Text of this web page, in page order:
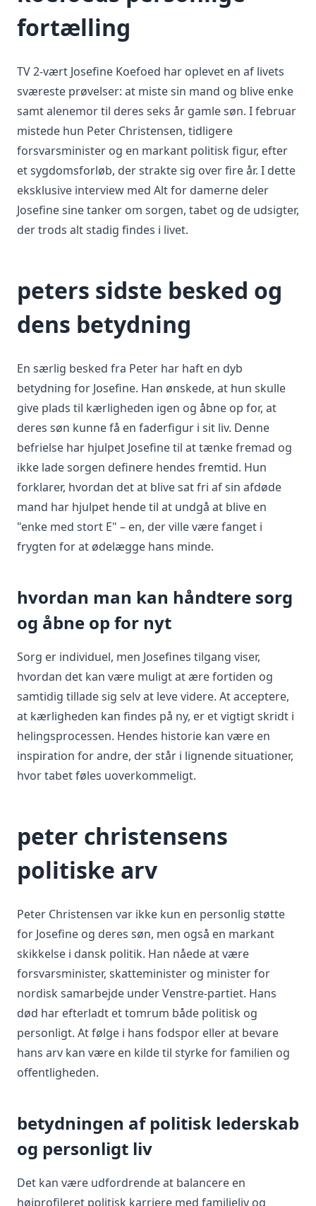
fortælling
TV 2-vært Josefine Koefoed har oplevet en af livets
sværeste prøvelser: at miste sin mand og blive enke
samt alenemor til deres seks år gamle søn. I februar
mistede hun Peter Christensen, tidligere
forsvarsminister og en markant politisk figur, efter
et sygdomsforløb, der strakte sig over fire år. I dette
eksklusive interview med Alt for damerne deler
Josefine sine tanker om sorgen, tabet og de udsigter,
der trods alt stadig findes i livet.
peters sidste besked og
dens betydning
En særlig besked fra Peter har haft en dyb
betydning for Josefine. Han ønskede, at hun skulle
give plads til kærligheden igen og åbne op for, at
deres søn kunne få en faderfigur i sit liv. Denne
befrielse har hjulpet Josefine til at tænke fremad og
ikke lade sorgen definere hendes fremtid. Hun
forklarer, hvordan det at blive sat fri af sin afdøde
mand har hjulpet hende til at undgå at blive en
"enke med stort E" – en, der ville være fanget i
frygten for at ødelægge hans minde.
hvordan man kan håndtere sorg
og åbne op for nyt
Sorg er individuel, men Josefines tilgang viser,
hvordan det kan være muligt at ære fortiden og
samtidig tillade sig selv at leve videre. At acceptere,
at kærligheden kan findes på ny, er et vigtigt skridt i
helingsprocessen. Hendes historie kan være en
inspiration for andre, der står i lignende situationer,
hvor tabet føles uoverkommeligt.
peter christensens
politiske arv
Peter Christensen var ikke kun en personlig støtte
for Josefine og deres søn, men også en markant
skikkelse i dansk politik. Han nåede at være
forsvarsminister, skatteminister og minister for
nordisk samarbejde under Venstre-partiet. Hans
død har efterladt et tomrum både politisk og
personligt. At følge i hans fodspor eller at bevare
hans arv kan være en kilde til styrke for familien og
offentligheden.
betydningen af politisk lederskab
og personligt liv
Det kan være udfordrende at balancere en
højprofileret politisk karriere med familieliv og